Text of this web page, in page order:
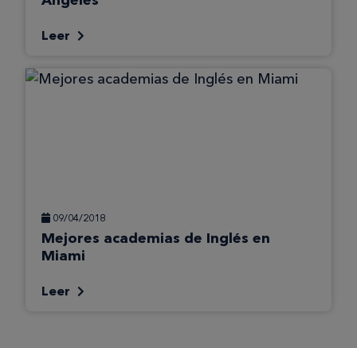
Leer
09/04/2018
Mejores academias de Inglés en
Miami
Leer